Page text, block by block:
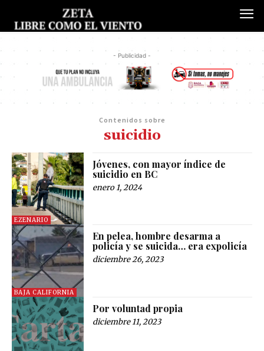
- Publicidad -
Contenidos sobre
suicidio
EZENARIO
Jóvenes, con mayor índice de
suicidio en BC
enero 1, 2024
BAJA CALIFORNIA
En pelea, hombre desarma a
policía y se suicida… era expolicía
diciembre 26, 2023
Por voluntad propia
diciembre 11, 2023